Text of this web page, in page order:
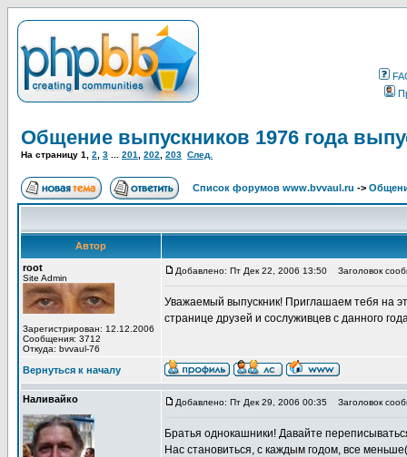
Общение выпускников 1976 года
На страницу 1 2 3 201 202 203 След.
Список форумов www.bvvaul.ru ->
Автор
root
Site Admin
Зарегистрирован: 12.12.2006
Сообщения: 3712
Откуда: bvvaul-76
Добавлено: Пт Дек 22, 2006 13:50 Заголовок
Уважаемый выпускник! Приглашаем тебя на
странице друзей и сослуживцев с данного
Вернуться к началу
Наливайко Добавлено: Пт Дек 29, 2006 00:35 Заголовок
Братья однокашники! Давайте
Нас становиться, с каждым годом, все